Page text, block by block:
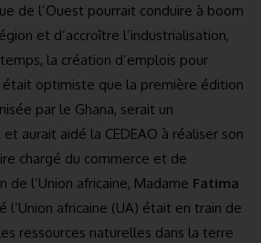
de l’Ouest pourrait conduire à boom
et d’accroître l’industrialisation,
la création d’emplois pour
optimiste que la première édition
par le Ghana, serait un
aurait aidé la CEDEAO à réaliser son
chargé du commerce et de
de l’Union africaine, Madame Fatima
l’Union africaine (UA) était en train de
ressources naturelles dans la terre